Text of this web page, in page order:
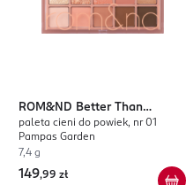
ROM&ND Better Than
Palette
paleta cieni do powiek, nr 01
Pampas Garden
7,4 g
149,99 zł